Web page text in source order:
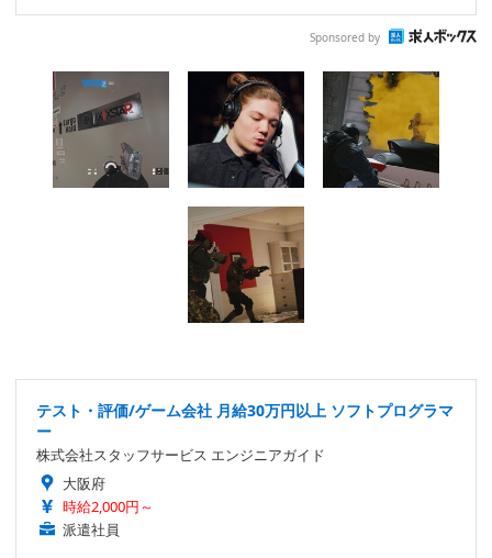
Sponsored by
テスト・評価/ゲーム会社 月給30万円以上 ソフトプログラマ
ー
株式会社スタッフサービス エンジニアガイド
大阪府
時給2,000円～
派遣社員